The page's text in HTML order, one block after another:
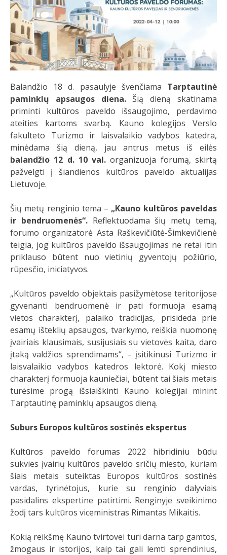
Balandžio 18 d. pasaulyje švenčiama Tarptautinė
paminklų apsaugos diena.Šią dieną skatinama
priminti kultūros paveldo išsaugojimo, perdavimo
ateities kartoms svarbą. Kauno kolegijos Verslo
fakulteto Turizmo ir laisvalaikio vadybos katedra,
minėdama šią dieną, jau antrus metus iš eilės
balandžio 12 d. 10 val. organizuoja forumą, skirtą
pažvelgti į šiandienos kultūros paveldo aktualijas
Lietuvoje.
Šių metų renginio tema – „Kauno kultūros paveldas
ir bendruomenės“.Reflektuodama šių metų temą,
forumo organizatorė Asta Raškevičiūtė-Šimkevičienė
teigia, jog kultūros paveldo išsaugojimas ne retai itin
priklauso būtent nuo vietinių gyventojų požiūrio,
rūpesčio, iniciatyvos.
„Kultūros paveldo objektais pasižymėtose teritorijose
gyvenanti bendruomenė ir pati formuoja esamą
vietos charakterį, palaiko tradicijas, prisideda prie
esamų išteklių apsaugos, tvarkymo, reiškia nuomonę
įvairiais klausimais, susijusiais su vietovės kaita, daro
įtaką valdžios sprendimams“, – įsitikinusi Turizmo ir
laisvalaikio vadybos katedros lektorė. Kokį miesto
charakterį formuoja kauniečiai, būtent tai šiais metais
turėsime progą išsiaiškinti Kauno kolegijai minint
Tarptautinę paminklų apsaugos dieną.
Suburs Europos kultūros sostinės ekspertus
Kultūros paveldo forumas 2022 hibridiniu būdu
sukvies įvairių kultūros paveldo sričių miesto, kuriam
šiais metais suteiktas Europos kultūros sostinės
vardas, tyrinėtojus, kurie su renginio dalyviais
pasidalins ekspertine patirtimi. Renginyje sveikinimo
žodį tars kultūros viceministras Rimantas Mikaitis.
Kokią reikšmę Kauno tvirtovei turi darna tarp gamtos,
žmogaus ir istorijos, kaip tai gali lemti sprendinius,